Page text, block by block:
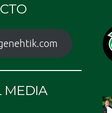
MEDIA